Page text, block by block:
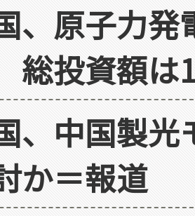
、原子力
投資額は
、中国製光
か＝報道